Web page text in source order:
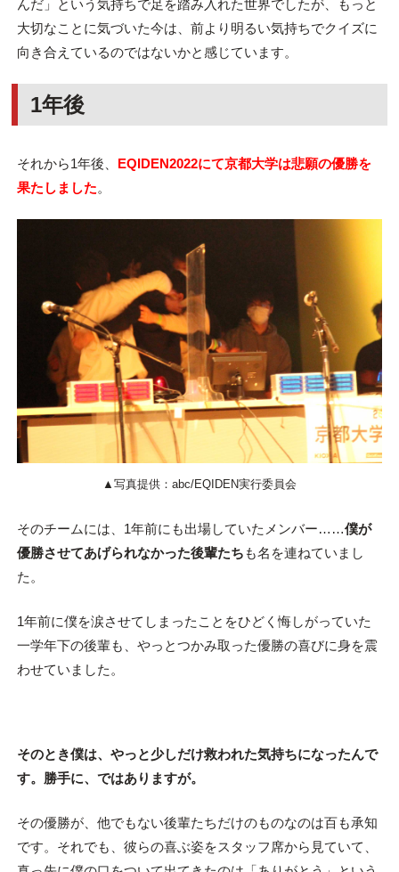
んだ」という気持ちで足を踏み入れた世界でしたが、もっと
大切なことに気づいた今は、前より明るい気持ちでクイズに
向き合えているのではないかと感じています。
1年後
それから1年後、 EQIDEN2022にて京都大学は悲願の優勝を
果たしました。
▲写真提供：abc/EQIDEN実行委員会
そのチームには、1年前にも出場していたメンバー……僕が
優勝させてあげられなかった後輩たち も名を連ねていまし
た。
1年前に僕を涙させてしまったことをひどく悔しがっていた
一学年下の後輩も、やっとつかみ取った優勝の喜びに身を震
わせていました。
そのとき僕は、やっと少しだけ救われた気持ちになったんで
す。勝手に、ではありますが。
その優勝が、他でもない後輩たちだけのものなのは百も承知
です。それでも、彼らの喜ぶ姿をスタッフ席から見ていて、